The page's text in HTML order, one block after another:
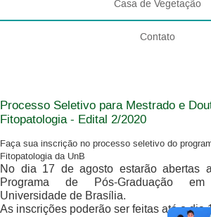
Casa de Vegetação
Contato
Processo Seletivo para Mestrado e
Fitopatologia - Edital 2/2020
Faça sua inscrição no processo seletivo do
Fitopatologia da UnB
No dia 17 de agosto estarão abertas
Programa de Pós-Graduação
Universidade de Brasília.
As inscrições poderão ser feitas até o dia